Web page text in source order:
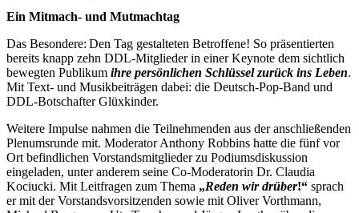
Ein Mitmach- und Mutmachtag
Das Besondere: Den Tag gestalteten Betroffene! So präsentierten
bereits knapp zehn DDL-Mitglieder in einer Keynote dem sichtlich
bewegten Publikum ihre persönlichen Schlüssel zurück ins Leben.
Mit Text- und Musikbeiträgen dabei: die Deutsch-Pop-Band und
DDL-Botschafter Glüxkinder.
Weitere Impulse nahmen die Teilnehmenden aus der anschließenden
Plenumsrunde mit. Moderator Anthony Robbins hatte die fünf vor
Ort befindlichen Vorstandsmitglieder zu Podiumsdiskussion
eingeladen, unter anderem seine Co-Moderatorin Dr. Claudia
Kociucki. Mit Leitfragen zum Thema „Reden wir drüber!“ sprach
er mit der Vorstandsvorsitzenden sowie mit Oliver Vorthmann,